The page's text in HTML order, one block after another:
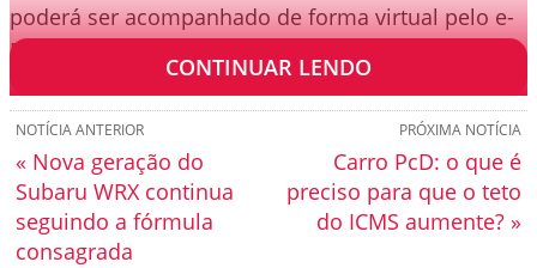
poderá ser acompanhado de forma virtual pelo e-
Democracia.
CONTINUAR LENDO
PRÓXIMA NOTÍCIA
Carro PcD: o que é
preciso para que o teto
do ICMS aumente? »
NOTÍCIA ANTERIOR
« Nova geração do
Subaru WRX continua
seguindo a fórmula
consagrada